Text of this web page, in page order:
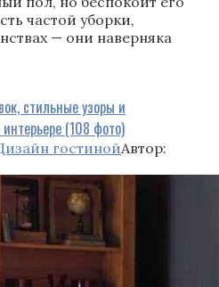
частой уборки,
— они наверняка
стильные узоры и
(108 фото)
гостинойАвтор: